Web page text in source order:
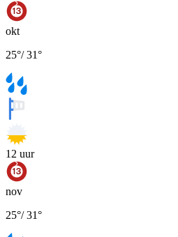
okt
25°/31°
12 uur
nov
25°/31°